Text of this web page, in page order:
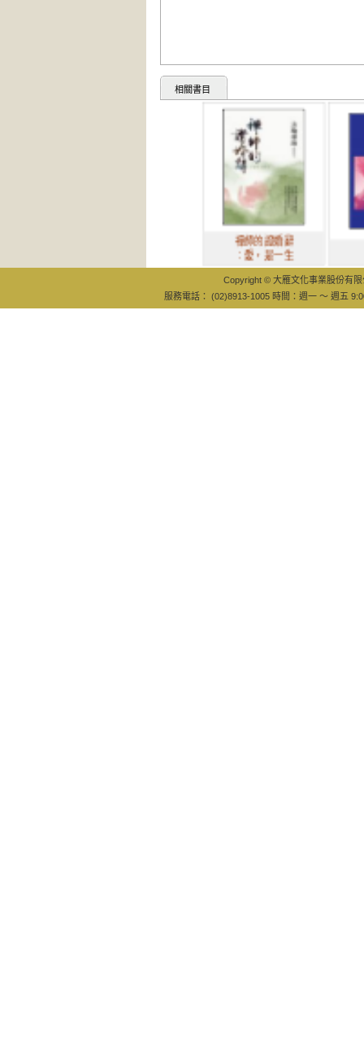
相關書目
禪師的證婚辭
：愛，是一生
Copyright © 大雁文化事業股份有
服務電話： (02)8913-1005 時間：週一 ～ 週五